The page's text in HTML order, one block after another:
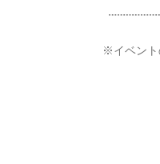
※イベント